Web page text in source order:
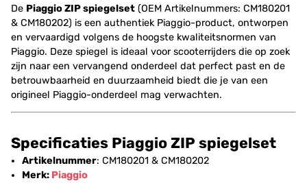
De Piaggio ZIP spiegelset (OEM Artikelnummers: CM180201
& CM180202) is een authentiek Piaggio-product, ontworpen
en vervaardigd volgens de hoogste kwaliteitsnormen van
Piaggio. Deze spiegel is ideaal voor scooterrijders die op zoek
zijn naar een vervangend onderdeel dat perfect past en de
betrouwbaarheid en duurzaamheid biedt die je van een
origineel Piaggio-onderdeel mag verwachten.
Specificaties Piaggio ZIP spiegelset
Artikelnummer: CM180201 & CM180202
Merk: Piaggio